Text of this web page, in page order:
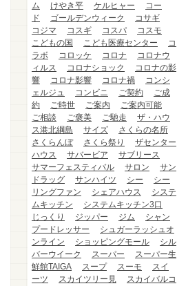
ム
けやき平 ケルヒャー
コー
ド
ゴールデンウィーク
コサギ
コジマ
コスギ コスパ
コスモ
こどもの国
こども医療センター
コ
ラボ
コロッケ コロナ
コロナウ
ィルス
コロナショック
コロナの影
響
コロナ影響 コロナ禍
コンシ
ェルジュ
コンビニ ご契約
ご成
約
ご時世 ご案内
ご案内可能
ご相談
ご褒美 ご馳走
ザ・ハウ
ス港北綱島
サイズ
さくらの名所
さくらんぼ
さくら祭り
ザセンター
ハウス
サバービア
サブリース
サマーフェスティバル
サロン
サン
ドラッグ
サンハイツ シー
シー
リングファン
シェアハウス
システ
ムキッチン
システムキッチン3口
じっくり
ジッパー ジム
シャン
プードレッサー
シュガーラッシュオ
ンライン
ショッピングモール
シル
バーウイーク
スーパー
スーパー生
鮮館TAIGA
スープ スーモ
スイ
ーツ
スカイツリー見
スカイバルコ